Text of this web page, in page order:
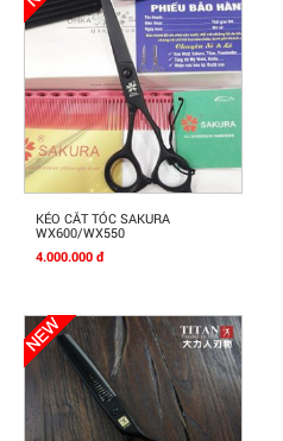
Mua Ngay
KÉO CẮT TÓC SAKURA
WX600/WX550
4.000.000 đ